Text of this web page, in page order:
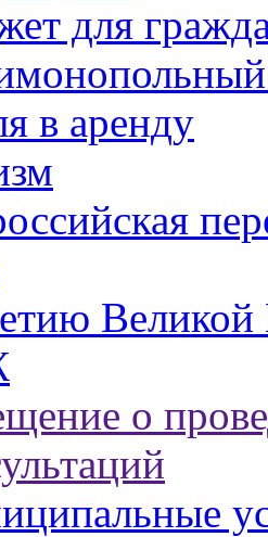
для
в аренду
о